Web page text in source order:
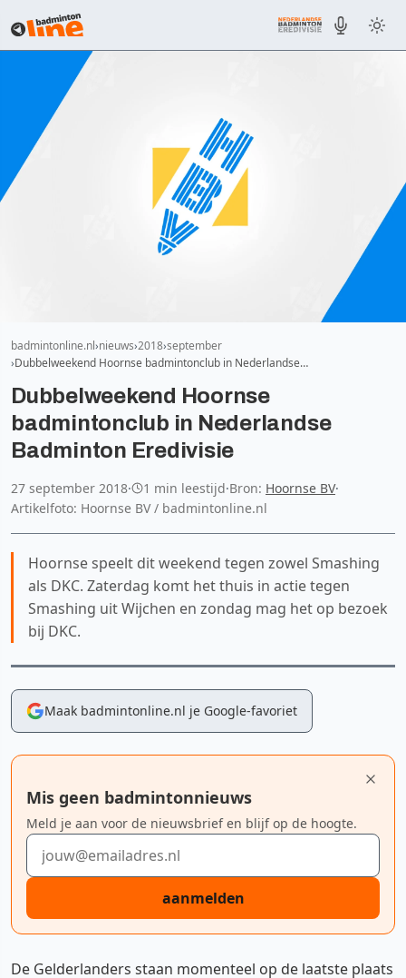
badmintonline.nl nieuws 2018 september
Dubbelweekend Hoornse badmintonclub in Nederlandse…
Dubbelweekend Hoornse
badmintonclub in Nederlandse
Badminton Eredivisie
27 september 2018· 1 min leestijd·Bron: Hoornse BV·
Artikelfoto: Hoornse BV / badmintonline.nl
Hoornse speelt dit weekend tegen zowel Smashing
als DKC. Zaterdag komt het thuis in actie tegen
Smashing uit Wijchen en zondag mag het op bezoek
bij DKC.
Maak badmintonline.nl je Google-favoriet
Mis geen badmintonnieuws
Meld je aan voor de nieuwsbrief en blijf op de hoogte.
E-mailadres
aanmelden
De Gelderlanders staan momenteel op de laatste plaats